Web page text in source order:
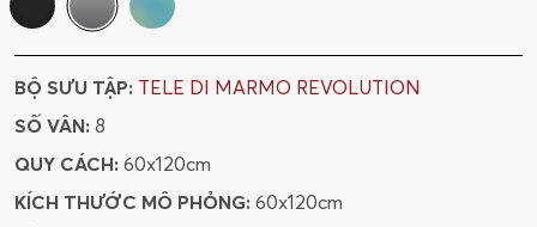
BỘ SƯU TẬP: TELE DI MARMO REVOLUTION
SỐ VÂN: 8
QUY CÁCH: 60x120cm
KÍCH THƯỚC MÔ PHỎNG: 60x120cm